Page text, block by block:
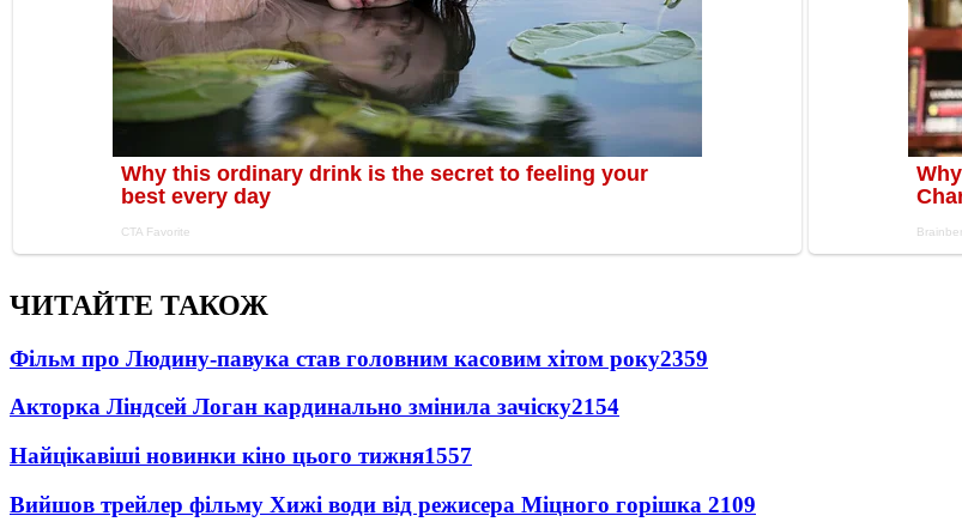
ЧИТАЙТЕ ТАКОЖ
Фільм про Людину-павука став головним касовим хітом року2359
Акторка Ліндсей Логан кардинально змінила зачіску2154
Найцікавіші новинки кіно цього тижня1557
Вийшов трейлер фільму Хижі води від режисера Міцного горішка 2109